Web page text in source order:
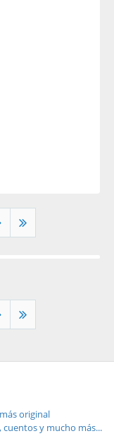
original
y mucho más...